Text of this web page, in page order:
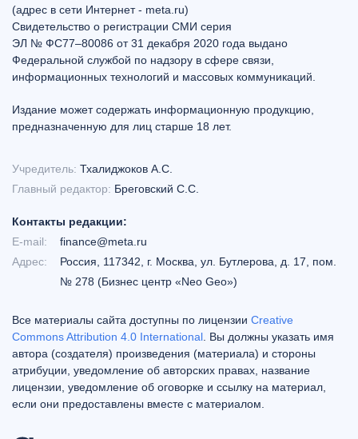
(адрес в сети Интернет - meta.ru)
Свидетельство о регистрации СМИ серия
ЭЛ № ФС77–80086 от 31 декабря 2020 года выдано
Федеральной службой по надзору в сфере связи,
информационных технологий и массовых коммуникаций.
Издание может содержать информационную продукцию,
предназначенную для лиц старше 18 лет.
Учредитель: Тхалиджоков А.С.
Главный редактор: Бреговский С.С.
Контакты редакции:
E-mail:
finance@meta.ru
Адрес:
Россия, 117342, г. Москва, ул. Бутлерова, д. 17, пом.
№ 278 (Бизнес центр «Neo Geo»)
Все материалы сайта доступны по лицензии Creative
Commons Attribution 4.0 International . Вы должны указать имя
автора (создателя) произведения (материала) и стороны
атрибуции, уведомление об авторских правах, название
лицензии, уведомление об оговорке и ссылку на материал,
если они предоставлены вместе с материалом.